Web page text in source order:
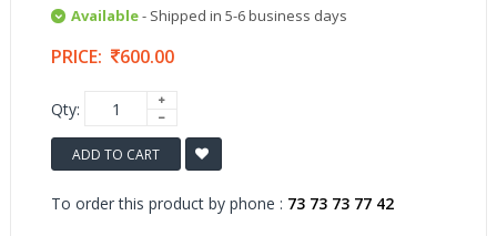
Available- Shipped in 5-6 business days
PRICE: 600.00
Qty:
ADD TO CART
To order this product by phone : 73 73 73 77 42